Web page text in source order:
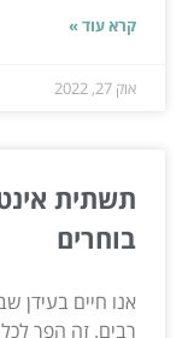
קרא עוד »
אוק 27, 2022
תשתית
בוחרים
אנו חיים בעידן
רבים. זה הפך